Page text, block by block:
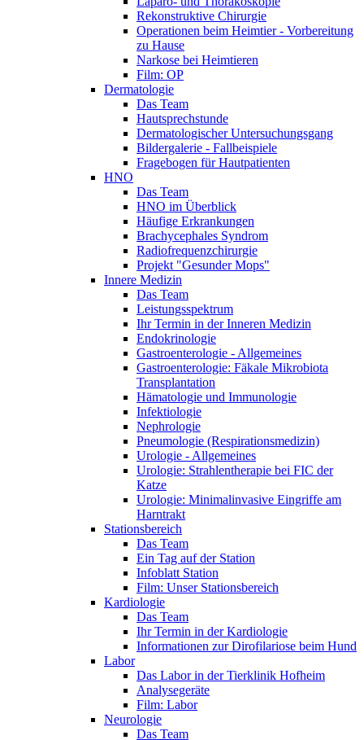
Rekonstruktive Chirurgie
Operationen beim Heimtier - Vorbereitung
zu Hause
Narkose bei Heimtieren
Film: OP
Dermatologie
Das Team
Hautsprechstunde
Dermatologischer Untersuchungsgang
Bildergalerie - Fallbeispiele
Fragebogen für Hautpatienten
HNO
Das Team
HNO im Überblick
Häufige Erkrankungen
Brachycephales Syndrom
Radiofrequenzchirurgie
Projekt "Gesunder Mops"
Innere Medizin
Das Team
Leistungsspektrum
Ihr Termin in der Inneren Medizin
Endokrinologie
Gastroenterologie - Allgemeines
Gastroenterologie: Fäkale Mikrobiota
Transplantation
Hämatologie und Immunologie
Infektiologie
Nephrologie
Pneumologie (Respirationsmedizin)
Urologie - Allgemeines
Urologie: Strahlentherapie bei FIC der
Katze
Urologie: Minimalinvasive Eingriffe am
Harntrakt
Stationsbereich
Das Team
Ein Tag auf der Station
Infoblatt Station
Film: Unser Stationsbereich
Kardiologie
Das Team
Ihr Termin in der Kardiologie
Informationen zur Dirofilariose beim Hund
Labor
Das Labor in der Tierklinik Hofheim
Analysegeräte
Film: Labor
Neurologie
Das Team